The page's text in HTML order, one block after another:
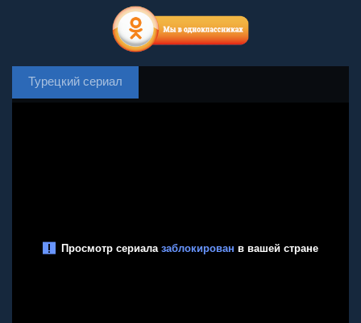
Турецкий сериал